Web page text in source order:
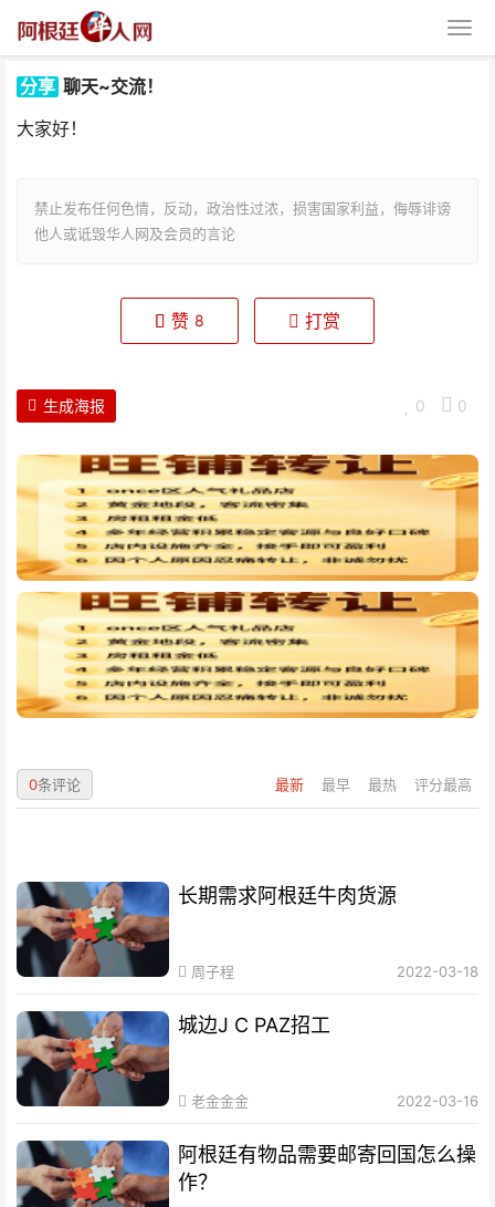
分享 聊天~交流！
大家好！
禁止发布任何色情，反动，政治性过浓，损害国家利益，侮辱诽谤
他人或诋毁华人网及会员的言论
赞 8 打赏
0 0
生成海报
最新 最早 最热 评分最高
0条评论
长期需求阿根廷牛肉货源
周子程 2022-03-18
城边J C PAZ招工
老金金金 2022-03-16
阿根廷有物品需要邮寄回国怎么操
作？